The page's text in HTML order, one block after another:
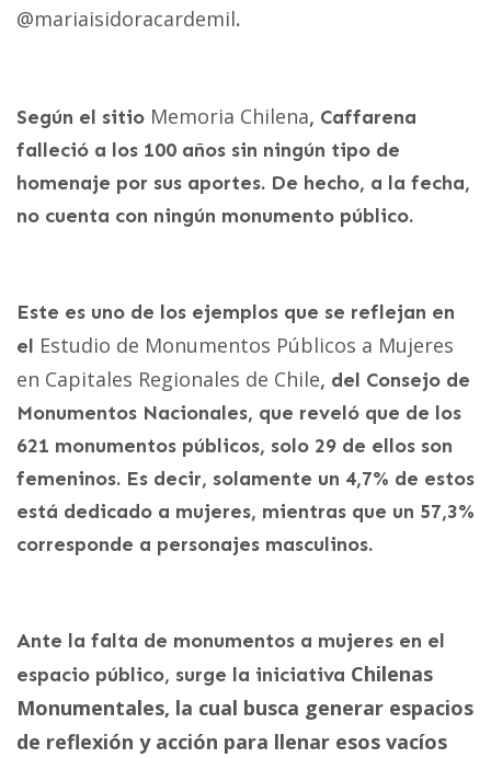
@mariaisidoracardemil.
Según el sitio Memoria Chilena, Caffarena
falleció a los 100 años sin ningún tipo de
homenaje por sus aportes. De hecho, a la fecha,
no cuenta con ningún monumento público.
Este es uno de los ejemplos que se reflejan en
el Estudio de Monumentos Públicos a Mujeres
en Capitales Regionales de Chile, del Consejo de
Monumentos Nacionales, que reveló que de los
621 monumentos públicos, solo 29 de ellos son
femeninos. Es decir, solamente un 4,7% de estos
está dedicado a mujeres, mientras que un 57,3%
corresponde a personajes masculinos.
Ante la falta de monumentos a mujeres en el
espacio público, surge la iniciativa Chilenas
Monumentales, la cual busca generar espacios
de reflexión y acción para llenar esos vacíos